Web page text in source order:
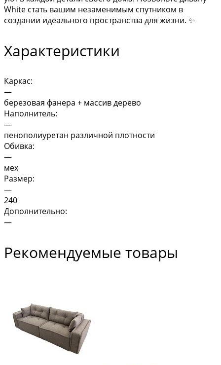
White стать вашим незаменимым спутником в
создании идеального пространства для жизни. ✨
Характеристики
Каркас:
—
березовая фанера + массив дерево
Наполнитель:
—
пенополиуретан различной плотности
Обивка:
—
мех
Размер:
—
240
Дополнительно:
—
Рекомендуемые товары